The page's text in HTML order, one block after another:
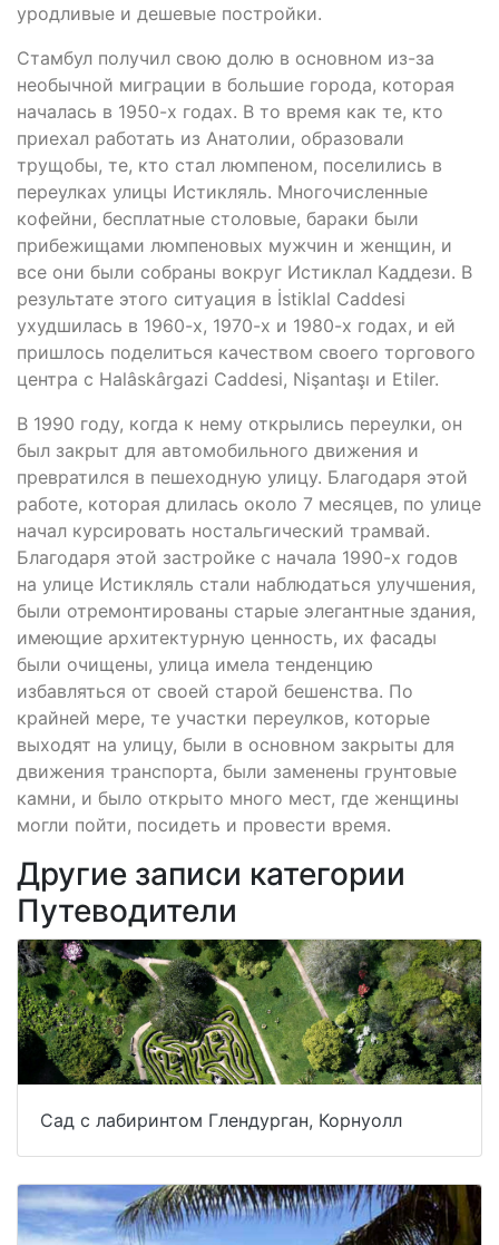
уродливые и дешевые постройки.
Стамбул получил свою долю в основном из-за
необычной миграции в большие города, которая
началась в 1950-х годах. В то время как те, кто
приехал работать из Анатолии, образовали
трущобы, те, кто стал люмпеном, поселились в
переулках улицы Истикляль. Многочисленные
кофейни, бесплатные столовые, бараки были
прибежищами люмпеновых мужчин и женщин, и
все они были собраны вокруг Истиклал Каддези. В
результате этого ситуация в İstiklal Caddesi
ухудшилась в 1960-х, 1970-х и 1980-х годах, и ей
пришлось поделиться качеством своего торгового
центра с Halâskârgazi Caddesi, Nişantaşı и Etiler.
В 1990 году, когда к нему открылись переулки, он
был закрыт для автомобильного движения и
превратился в пешеходную улицу. Благодаря этой
работе, которая длилась около 7 месяцев, по улице
начал курсировать ностальгический трамвай.
Благодаря этой застройке с начала 1990-х годов
на улице Истикляль стали наблюдаться улучшения,
были отремонтированы старые элегантные здания,
имеющие архитектурную ценность, их фасады
были очищены, улица имела тенденцию
избавляться от своей старой бешенства. По
крайней мере, те участки переулков, которые
выходят на улицу, были в основном закрыты для
движения транспорта, были заменены грунтовые
камни, и было открыто много мест, где женщины
могли пойти, посидеть и провести время.
Другие записи категории
Путеводители
Сад с лабиринтом Глендурган, Корнуолл